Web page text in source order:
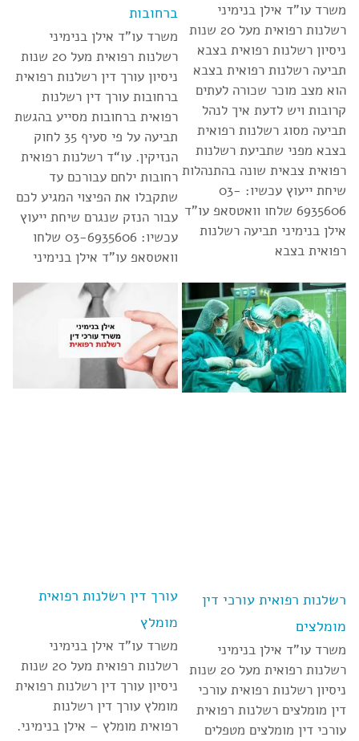
משרד עו”ד אילן בנימיני
רשלנות רפואית מעל 20 שנות
ניסיון רשלנות רפואית בצבא
תביעה רשלנות רפואית בצבא
הוא מצב מוכר שכורה לעתים
קרובות ויש לדעת איך לנהל
תביעה מסוג רשלנות רפואית
בצבא מפני שתביעת רשלנות
רפואית צבאית שונה בהתנהלות
שיחת ייעוץ עכשיו: 03-
6935606 שלחו וואטסאפ עו”ד
אילן בנימיני תביעה רשלנות
רפואית בצבא
ברחובות
משרד עו”ד אילן בנימיני
רשלנות רפואית מעל 20 שנות
ניסיון עורך דין רשלנות רפואית
ברחובות עורך דין רשלנות
רפואית ברחובות מסייע בהגשת
תביעה על פי סעיף 35 לחוק
הנזיקין. עו“ד רשלנות רפואית
רחובות ילחם עבורכם עד
שתקבלו את הפיצוי המגיע לכם
עבור הנזק שנגרם שיחת ייעוץ
עכשיו: 03-6935606 שלחו
וואטסאפ עו”ד אילן בנימיני
רשלנות רפואית עורכי דין
מומלצים
משרד עו”ד אילן בנימיני
רשלנות רפואית מעל 20 שנות
ניסיון רשלנות רפואית עורכי
דין מומלצים רשלנות רפואית
עורכי דין מומלצים מטפלים
עורך דין רשלנות רפואית
מומלץ
משרד עו”ד אילן בנימיני
רשלנות רפואית מעל 20 שנות
ניסיון עורך דין רשלנות רפואית
מומלץ עורך דין רשלנות
רפואית מומלץ – אילן בנימיני.